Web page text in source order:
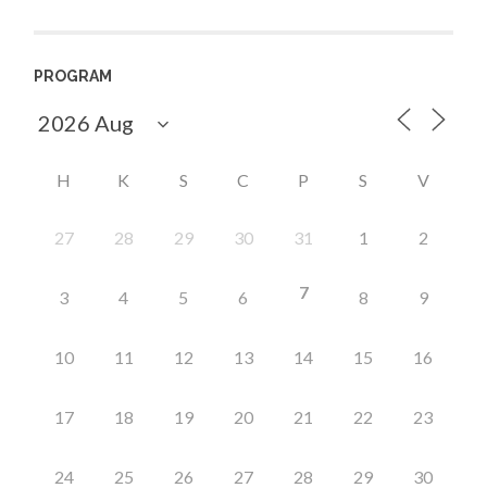
PROGRAM
H K S C P S V
27 28 29 30 31 1 2
3 4 5 6 7 8 9
10 11 12 13 14 15 16
17 18 19 20 21 22 23
24 25 26 27 28 29 30